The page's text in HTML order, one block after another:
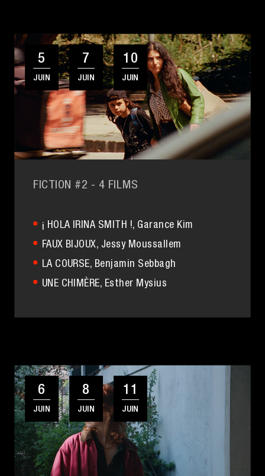
5
JUIN
7
JUIN
10
JUIN
FICTION #2 - 4 FILMS
¡ HOLA IRINA SMITH !, Garance Kim
FAUX BIJOUX, Jessy Moussallem
LA COURSE, Benjamin Sebbagh
UNE CHIMÈRE, Esther Mysius
6
JUIN
8
JUIN
11
JUIN